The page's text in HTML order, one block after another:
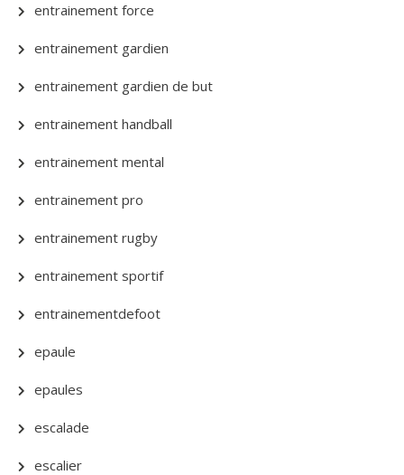
entrainement force
entrainement gardien
entrainement gardien de but
entrainement handball
entrainement mental
entrainement pro
entrainement rugby
entrainement sportif
entrainementdefoot
epaule
epaules
escalade
escalier